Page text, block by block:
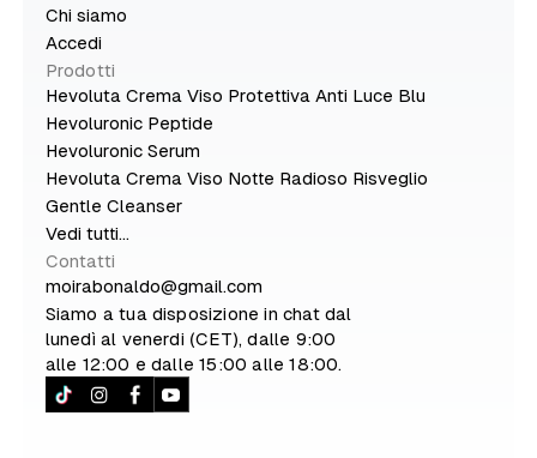
Chi siamo
Accedi
Prodotti
Hevoluta Crema Viso Protettiva Anti Luce Blu
Hevoluronic Peptide
Hevoluronic Serum
Hevoluta Crema Viso Notte Radioso Risveglio
Gentle Cleanser
Vedi tutti...
Contatti
moirabonaldo@gmail.com
Siamo a tua disposizione in chat dal
lunedì al venerdi (CET), dalle 9:00
alle 12:00 e dalle 15:00 alle 18:00.